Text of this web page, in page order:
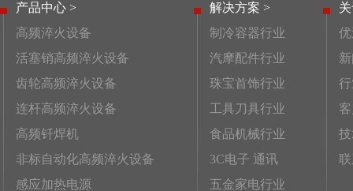
产品中心 >
高频淬火设备
活塞销高频淬火设备
齿轮高频淬火设备
连杆高频淬火设备
高频钎焊机
非标自动化高频淬火设备
感应加热电源
解决方案 >
制冷容器行业
汽摩配件行业
珠宝首饰行业
工具刀具行业
食品机械行业
3C电子 通讯
五金家电行业